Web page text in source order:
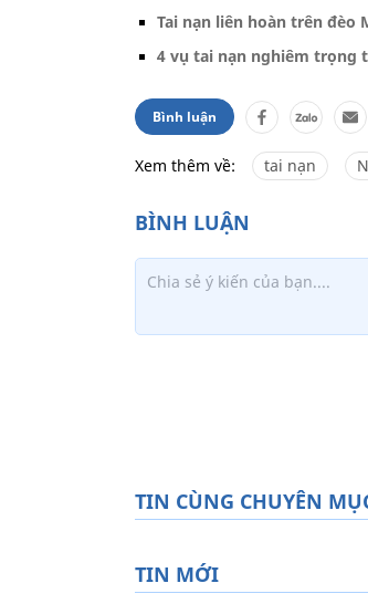
Tai nạn liên hoàn trên đèo
4 vụ tai nạn nghiêm trọng
Bình luận
Xem thêm về: tai nạn
TIN CÙNG CHUYÊN
TIN MỚI